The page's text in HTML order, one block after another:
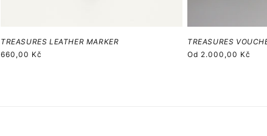
TREASURES LEATHER MARKER
Běžná
660,00 Kč
TREASURES
Běžná
Od 2.000,00 Kč